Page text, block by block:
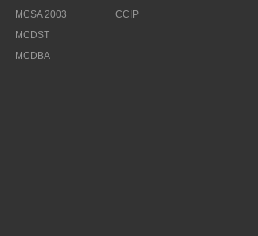
MCSA 2003
MCDST
MCDBA
CCIP